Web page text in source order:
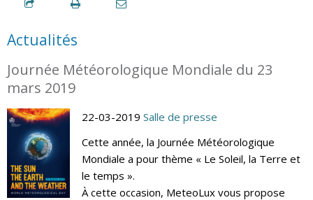
Actualités
Journée Météorologique Mondiale du 23
mars 2019
22-03-2019 Salle de presse
Cette année, la Journée Météorologique
Mondiale a pour thème « Le Soleil, la Terre et
le temps ».
À cette occasion, MeteoLux vous propose